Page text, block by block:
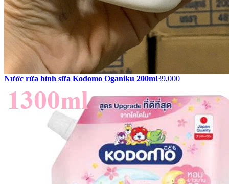
Nước rửa bình sữa Kodomo Oganiku 200ml39,000